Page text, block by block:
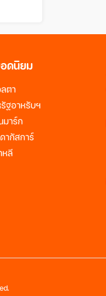
ดนิยม
ตา
ฐอาหรับฯ
มาร์ก
ากัสการ์
หลี